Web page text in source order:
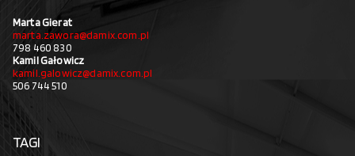
Marta Gierat
marta.zawora@damix.com.pl
798 460 830
Kamil Gałowicz
kamil.galowicz@damix.com.pl
506 744 510
TAGI